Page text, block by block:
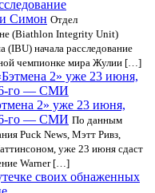
Симон Отдел
(Biathlon Integrity Unit)
начала расследование
чемпионке мира Жулии […]
2» уже 23 июня,
го — СМИ По данным
Puck News, Мэтт Ривз,
уже 23 июня сдаст
Warner […]